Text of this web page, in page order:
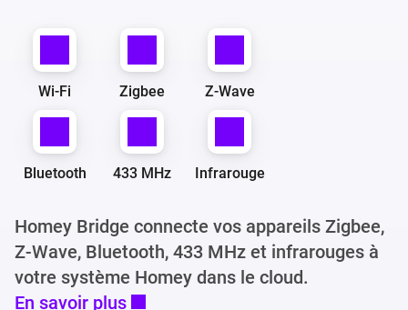
Wi-Fi Zigbee Z-Wave
Bluetooth 433 MHz Infrarouge
Homey Bridge connecte vos appareils Zigbee,
Z-Wave, Bluetooth, 433 MHz et infrarouges à
votre système Homey dans le cloud.
En savoir plus